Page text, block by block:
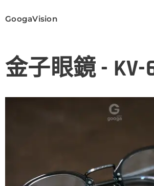
GoogaVision
金子眼鏡 - KV-